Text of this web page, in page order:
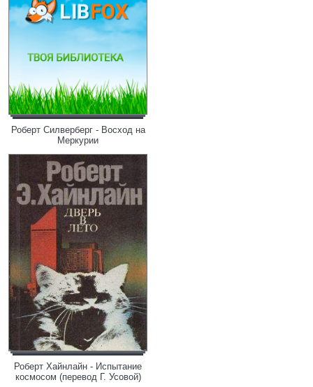
Роберт Силверберг - Восход на
Меркурии
Роберт Хайнлайн - Испытание
космосом (перевод Г. Усовой)